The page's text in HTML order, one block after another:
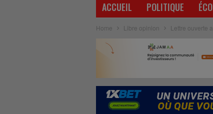
ACCUEIL POLITIQUE
Home Libre opinion Lettre ouverte